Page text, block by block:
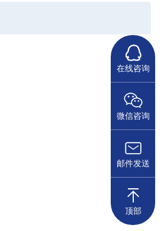
在线咨询
微信咨询
邮件发送
顶部